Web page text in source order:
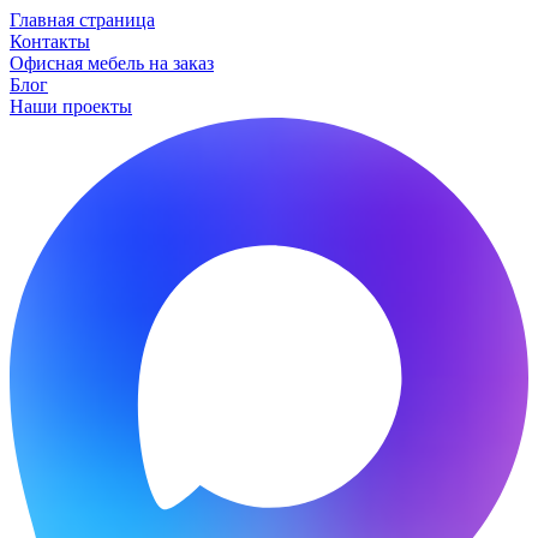
Главная страница
Контакты
Офисная мебель на заказ
Блог
Наши проекты